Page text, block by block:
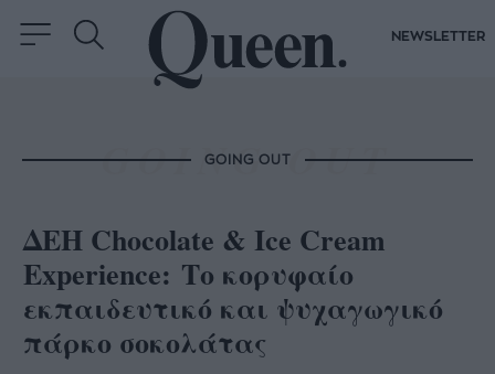
NEWSLETTER
GOING OUT
ΔΕΗ Chocolate & Ice Cream
Experience: Το κορυφαίο
εκπαιδευτικό και ψυχαγωγικό
πάρκο σοκολάτας